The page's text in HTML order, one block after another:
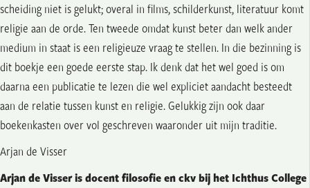
scheiding niet is gelukt; overal in films, schilderkunst, literatuur komt
religie aan de orde. Ten tweede omdat kunst beter dan welk ander
medium in staat is een religieuze vraag te stellen. In die bezinning is
dit boekje een goede eerste stap. Ik denk dat het wel goed is om
daarna een publicatie te lezen die wel expliciet aandacht besteedt
aan de relatie tussen kunst en religie. Gelukkig zijn ook daar
boekenkasten over vol geschreven waaronder uit mijn traditie.
Arjan de Visser
Arjan de Visser is docent filosofie en ckv bij het Ichthus College